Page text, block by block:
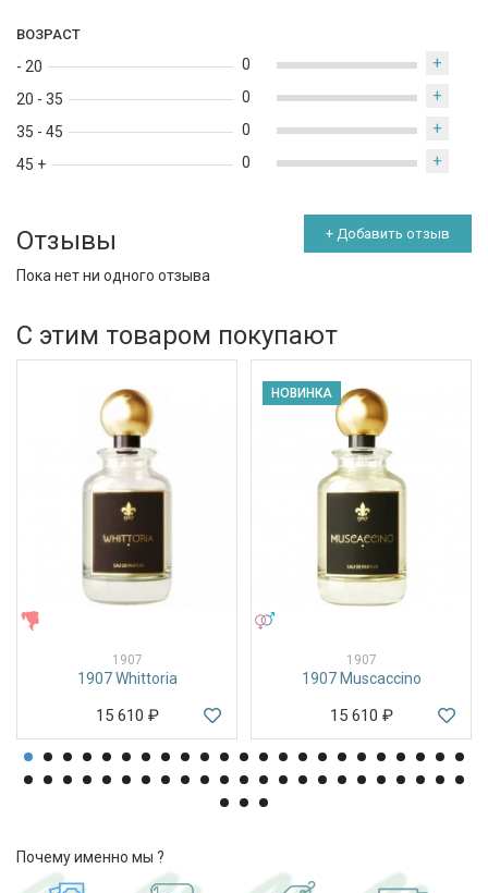
ВОЗРАСТ
- 20
20 - 35
35 - 45
45 +
0 +
0 +
0 +
0 +
Отзывы + Добавить отзыв
Пока нет ни одного отзыва
С этим товаром покупают
1907
1907 Whittoria
15 610 ₽
НОВИНКА
1907
1907 Muscaccino
15 610 ₽
Почему именно мы ?